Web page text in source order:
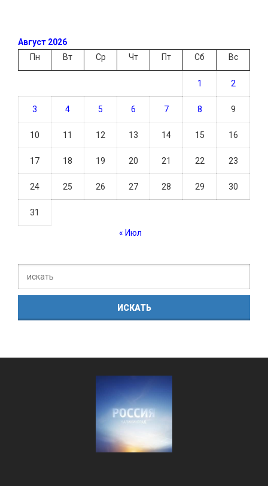
Август 2026
Пн
Вт Ср Чт Пт Сб Вс
1 2
3 4 5 6 7 8 9
10 11 12 13 14 15 16
17 18 19 20 21 22 23
24 25 26 27 28 29 30
31
« Июл